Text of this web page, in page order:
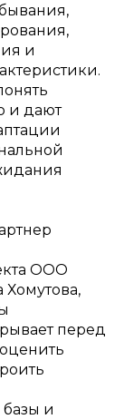
и
и дают
ООО
перед
и